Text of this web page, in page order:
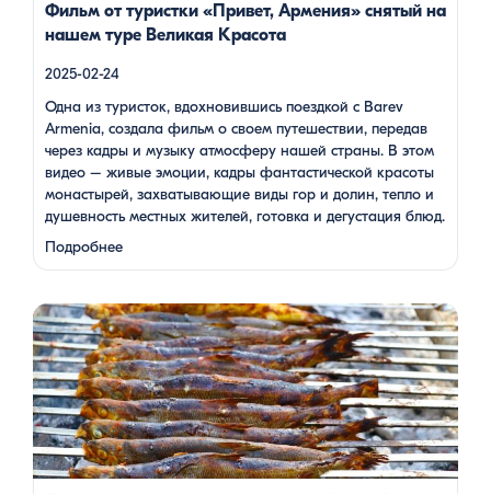
Фильм от туристки «Привет, Армения» снятый на
нашем туре Великая Красота
2025-02-24
Одна из туристок, вдохновившись поездкой с Barev
Armenia, создала фильм о своем путешествии, передав
через кадры и музыку атмосферу нашей страны. В этом
видео – живые эмоции, кадры фантастической красоты
монастырей, захватывающие виды гор и долин, тепло и
душевность местных жителей, готовка и дегустация блюд.
Путешествие под завораживающие мелодии дудука
Дживана Гаспаряна стало настоящим погружением …
Подробнее
Многие гости Армении, приезжая в страну, обязательно
включают в свою программу поездку на Севан. Этот
маршрут — один из самых популярных: свежий горный
воздух, величественные пейзажи, древние храмы и, конечно
же, местная кухня. На Севане можно посетить Севанаванк
— знаменитый монастырь IX века, расположенный на
полуострове, а также Айраванк, который менее известен, но
не менее […]